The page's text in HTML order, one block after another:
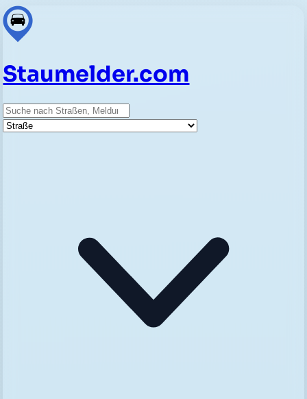
Staumelder.com
Suche
Straße